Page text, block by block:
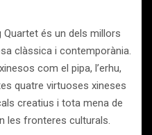
Quartet és un dels millors
clàssica i contemporània.
com el pipa, l’erhu,
quatre virtuoses xineses
creatius i tota mena de
les fronteres culturals.